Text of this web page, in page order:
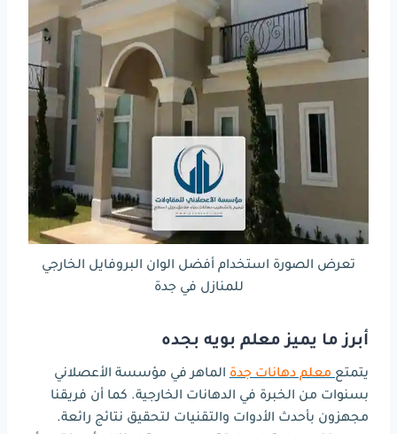
تعرض الصورة استخدام أفضل الوان البروفايل الخارجي
للمنازل في جدة
أبرز ما يميز معلم بويه بجده
يتمتع معلم دهانات جدة الماهر في مؤسسة الأعصلاني
بسنوات من الخبرة في الدهانات الخارجية. كما أن فريقنا
مجهزون بأحدث الأدوات والتقنيات لتحقيق نتائج رائعة.